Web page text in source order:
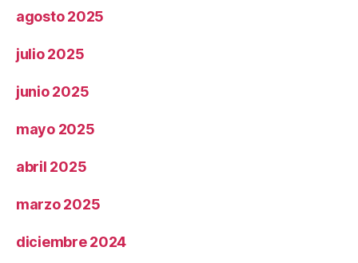
agosto 2025
julio 2025
junio 2025
mayo 2025
abril 2025
marzo 2025
diciembre 2024